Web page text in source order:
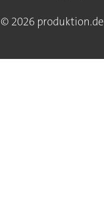
© 2026 produktion.de